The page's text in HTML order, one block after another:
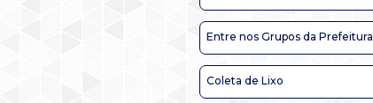
Entre nos Grupos da Prefeitura
Coleta de Lixo